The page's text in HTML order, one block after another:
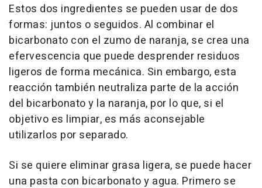
Estos dos ingredientes se pueden usar de dos
formas: juntos o seguidos. Al combinar el
bicarbonato con el zumo de naranja, se crea una
efervescencia que puede desprender residuos
ligeros de forma mecánica. Sin embargo, esta
reacción también neutraliza parte de la acción
del bicarbonato y la naranja, por lo que, si el
objetivo es limpiar, es más aconsejable
utilizarlos por separado.
Si se quiere eliminar grasa ligera, se puede hacer
una pasta con bicarbonato y agua. Primero se